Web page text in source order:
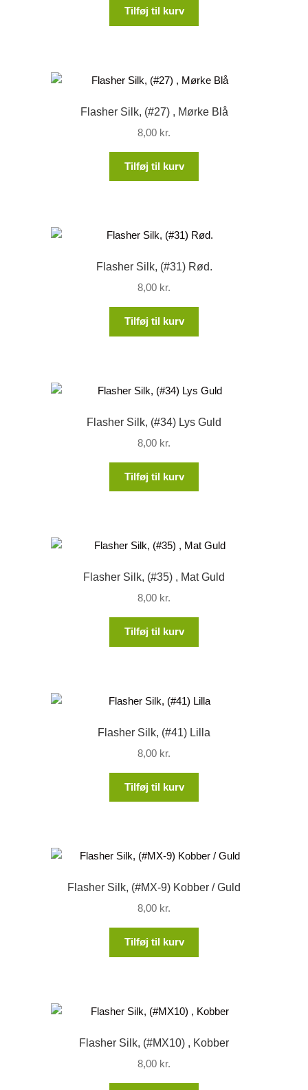
Tilføj til kurv
Flasher Silk, (#27) , Mørke Blå
8,00 kr.
Tilføj til kurv
Flasher Silk, (#31) Rød.
8,00 kr.
Tilføj til kurv
Flasher Silk, (#34) Lys Guld
8,00 kr.
Tilføj til kurv
Flasher Silk, (#35) , Mat Guld
8,00 kr.
Tilføj til kurv
Flasher Silk, (#41) Lilla
8,00 kr.
Tilføj til kurv
Flasher Silk, (#MX-9) Kobber / Guld
8,00 kr.
Tilføj til kurv
Flasher Silk, (#MX10) , Kobber
8,00 kr.